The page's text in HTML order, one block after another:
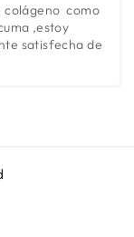
colágeno  como
,estoy
satisfecha de